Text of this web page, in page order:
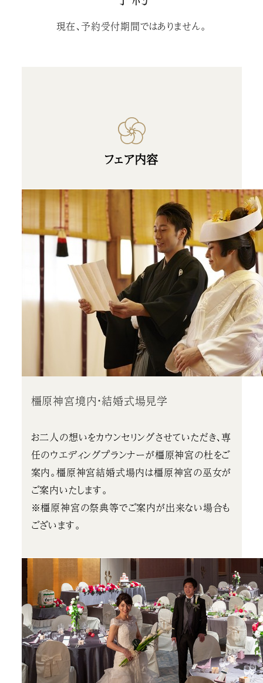
現在、予約受付期間ではありません。
フェア内容
橿原神宮境内・結婚式場見学
お二人の想いをカウンセリングさせていただき、専
任のウエディングプランナーが橿原神宮の杜をご
案内。橿原神宮結婚式場内は橿原神宮の巫女が
ご案内いたします。
※橿原神宮の祭典等でご案内が出来ない場合も
ございます。